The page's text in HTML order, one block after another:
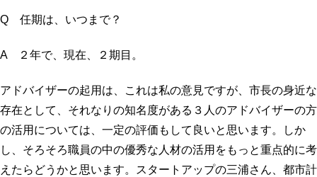
Q 任期は、いつまで？
A ２年で、現在、２期目。
アドバイザーの起用は、これは私の意見ですが、市長の身近な
存在として、それなりの知名度がある３人のアドバイザーの方
の活用については、一定の評価もして良いと思います。しか
し、そろそろ職員の中の優秀な人材の活用をもっと重点的に考
えたらどうかと思います。スタートアップの三浦さん、都市計